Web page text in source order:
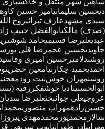
دیحسین سلیمانیامیر حسین کاوه
سیدی مشهدعارف تبرائیروح
(صدف) مالکیابوالفضل حبیب
عبدیعلیرضا قسیمیحامد شوشتری
جاویدیحسین عجمرضا قلی پور
روشندلامیرحسین امیری وفا
احمدیحمید چکارنیامعین خضری
روشنمهران خوش‌نیت رودمعجنی
ابوالحسنینادیا خوشفکر رقیه
عروجیعلی جوانبختعلیرضا
حسین‌زادهمهراب منصوری
سالارمحمدپور محمدمهدی پیروز
مهرابیآذر طهرانیایوب شریفی